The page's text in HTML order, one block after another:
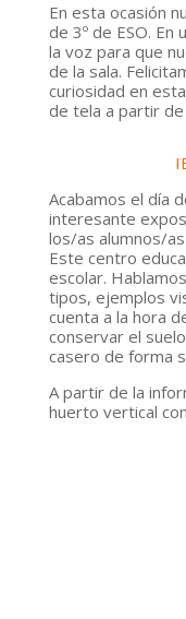
En esta ocasión
de 3º de ESO. En
la voz para que
de la sala.
curiosidad en
de tela a partir de
Acabamos el día
interesante
los/as alumnos/
Este centro
escolar.
tipos, ejemplos
cuenta a la hora
conservar el suelo
casero de forma
A partir de la
huerto vertical con